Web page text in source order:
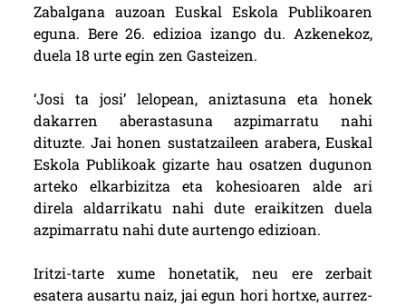
Zabalgana auzoan Euskal Eskola Publikoaren
eguna. Bere 26. edizioa izango du. Azkenekoz,
duela 18 urte egin zen Gasteizen.
‘Josi ta josi’ lelopean, aniztasuna eta honek
dakarren aberastasuna azpimarratu nahi
dituzte. Jai honen sustatzaileen arabera, Euskal
Eskola Publikoak gizarte hau osatzen dugunon
arteko elkarbizitza eta kohesioaren alde ari
direla aldarrikatu nahi dute eraikitzen duela
azpimarratu nahi dute aurtengo edizioan.
Iritzi-tarte xume honetatik, neu ere zerbait
esatera ausartu naiz, jai egun hori hortxe, aurrez-